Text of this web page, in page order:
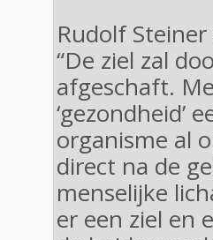
Rudolf
“De ziel zal
afgeschaft.
‘gezondheid’
organisme al
direct na de
menselijke
er een ziel en